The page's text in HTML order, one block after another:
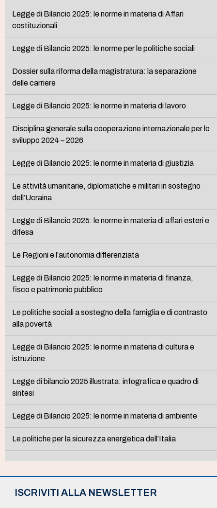
Legge di Bilancio 2025: le norme in materia di Affari
costituzionali
Legge di Bilancio 2025: le norme per le politiche sociali
Dossier sulla riforma della magistratura: la separazione
delle carriere
Legge di Bilancio 2025: le norme in materia di lavoro
Disciplina generale sulla cooperazione internazionale per lo
sviluppo 2024 – 2026
Legge di Bilancio 2025: le norme in materia di giustizia
Le attività umanitarie, diplomatiche e militari in sostegno
dell’Ucraina
Legge di Bilancio 2025: le norme in materia di affari esteri e
difesa
Le Regioni e l’autonomia differenziata
Legge di Bilancio 2025: le norme in materia di finanza,
fisco e patrimonio pubblico
Le politiche sociali a sostegno della famiglia e di contrasto
alla povertà
Legge di Bilancio 2025: le norme in materia di cultura e
istruzione
Legge di bilancio 2025 illustrata: infografica e quadro di
sintesi
Legge di Bilancio 2025: le norme in materia di ambiente
Le politiche per la sicurezza energetica dell’Italia
ISCRIVITI ALLA NEWSLETTER